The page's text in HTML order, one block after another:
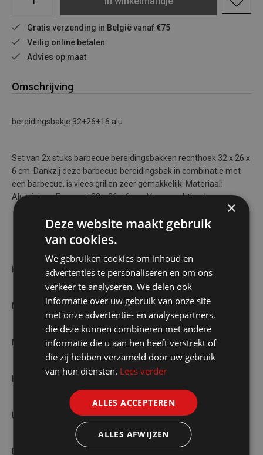
Gratis verzending in België vanaf €75
Veilig online betalen
Advies op maat
Omschrijving
bereidingsbakje 32+26+16 alu
Set van 2x stuks barbecue bereidingsbakken rechthoek 32 x 26 x
6 cm. Dankzij deze barbecue bereidingsbak in combinatie met
een barbecue, is vlees grillen zeer gemakkelijk. Materiaal:
Aluminium. Formaat: 32 x 26 x 6 cm. Vorm: rechthoek
Kenmerken
Merk: BBQ Collection
Materiaal: Aluminium
Kleur: Zilver
Breedte: 6 cm
×
Deze website maakt gebruik
van cookies.
We gebruiken cookies om inhoud en
advertenties te personaliseren en om ons
verkeer te analyseren. We delen ook
informatie over uw gebruik van onze site
met onze advertentie- en analysepartners,
die deze kunnen combineren met andere
informatie die u aan hen heeft verstrekt of
die zij hebben verzameld door uw gebruik
van hun diensten. Lees verder
ALLES ACCEPTEREN
ALLES AFWIJZEN